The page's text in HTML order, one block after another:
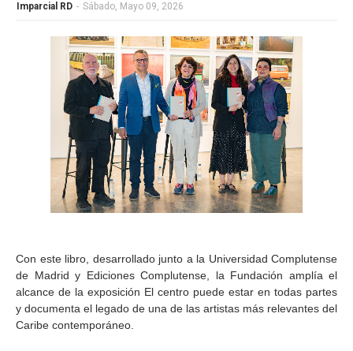
Imparcial RD - Sábado, Mayo 09, 2026
Con este libro, desarrollado junto a la Universidad Complutense
de Madrid y Ediciones Complutense, la Fundación amplía el
alcance de la exposición El centro puede estar en todas partes
y documenta el legado de una de las artistas más relevantes del
Caribe contemporáneo.